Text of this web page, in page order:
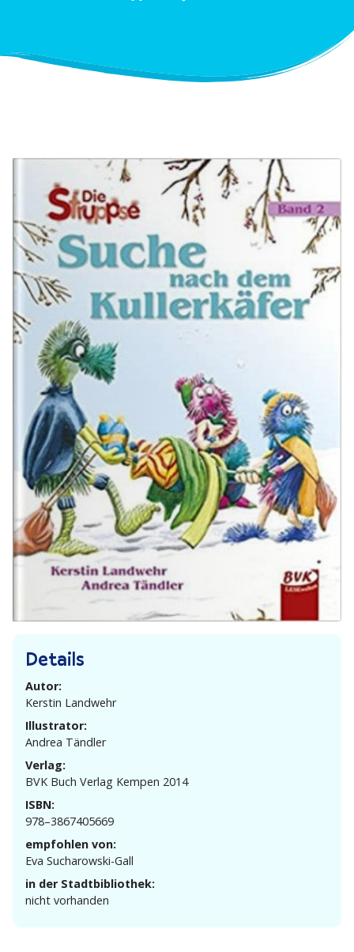
Details
Autor:
Kerstin Landwehr
Illustrator:
Andrea Tändler
Verlag:
BVK Buch Verlag Kempen 2014
ISBN:
978–3867405669
empfohlen von:
Eva Sucha­rowski-Gall
in der Stadtbibliothek:
nicht vorhanden